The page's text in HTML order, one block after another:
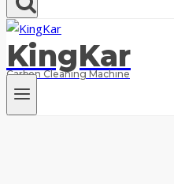
KingKar
Carbon Cleaning Machine